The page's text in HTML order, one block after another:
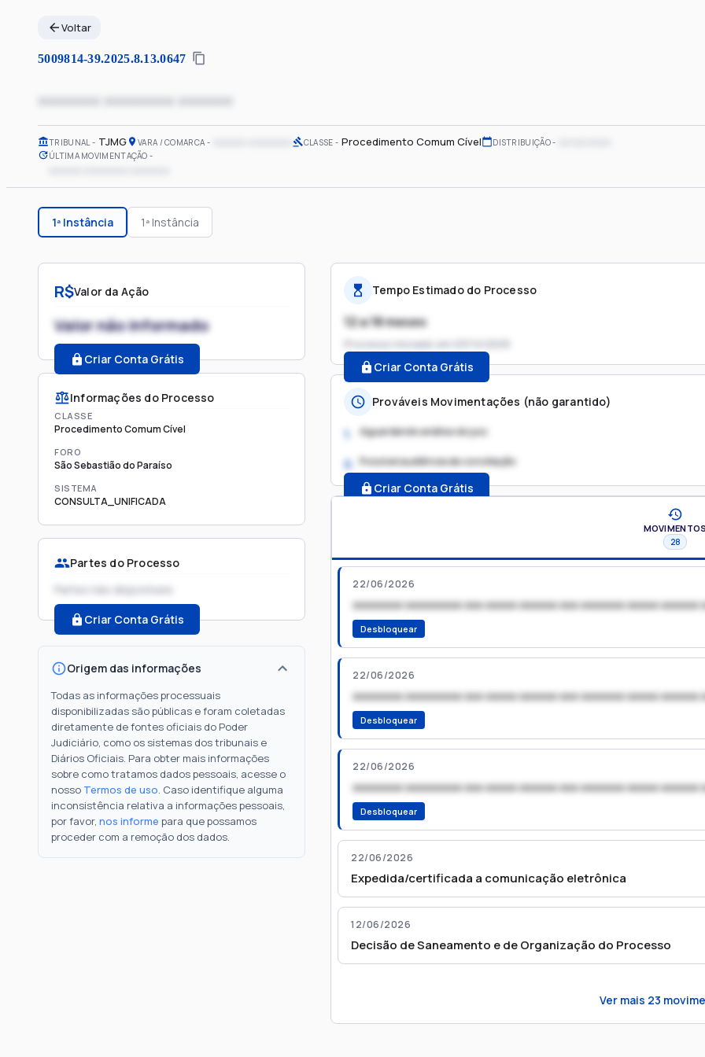
Voltar
5009814-39.2025.8.13.0647
xxxxxxxx xxxxxxxxx xxxxxxx
TRIBUNAL TJMG VARA / COMARCA CLASSE Procedimento Comum Cível DISTRIBUIÇÃO
ÚLTIMA MOVIMENTAÇÃO
1ª Instância 1ª Instância
R$Valor da Ação
Valor não informado
Criar Conta Grátis
Informações do Processo
CLASSE
Procedimento Comum Cível
FORO
São Sebastião do Paraíso
SISTEMA
CONSULTA_UNIFICADA
Partes do Processo
Partes não disponíveis
Criar Conta Grátis
Origem das informações
Todas as informações processuais
disponibilizadas são públicas e foram coletadas
diretamente de fontes oficiais do Poder
Judiciário, como os sistemas dos tribunais e
Diários Oficiais. Para obter mais informações
sobre como tratamos dados pessoais, acesse o
nosso Termos de uso. Caso identifique alguma
inconsistência relativa a informações pessoais,
por favor, nos informe para que possamos
proceder com a remoção dos dados.
Tempo Estimado do Processo
12 a 18 meses
Processo iniciado em
Criar Conta Grátis
Prováveis Movimentações (não garantido)
1. Aguardando análise do juiz
2. Possível audiência de conciliação
Criar Conta Grátis
MOVIMENTOS
28
22/06/2026
xxxxxxxx xxxxxxxxx xxx xxxxx xxxxxx xxx xxxxxxx xxxxx xxxxxx
Desbloquear
22/06/2026
xxxxxxxx xxxxxxxxx xxx xxxxx xxxxxx xxx xxxxxxx xxxxx xxxxxx
Desbloquear
22/06/2026
xxxxxxxx xxxxxxxxx xxx xxxxx xxxxxx xxx xxxxxxx xxxxx xxxxxx
Desbloquear
22/06/2026
Expedida/certificada a comunicação eletrônica
12/06/2026
Decisão de Saneamento e de Organização do Processo
Ver mais 23